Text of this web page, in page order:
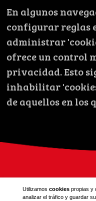
En algunos
configurar reglas
administrar
ofrece un control
privacidad. Esto
inhabilitar
de aquellos en los
Utilizamos cookiespropias y
analizar el tráfico y guardar